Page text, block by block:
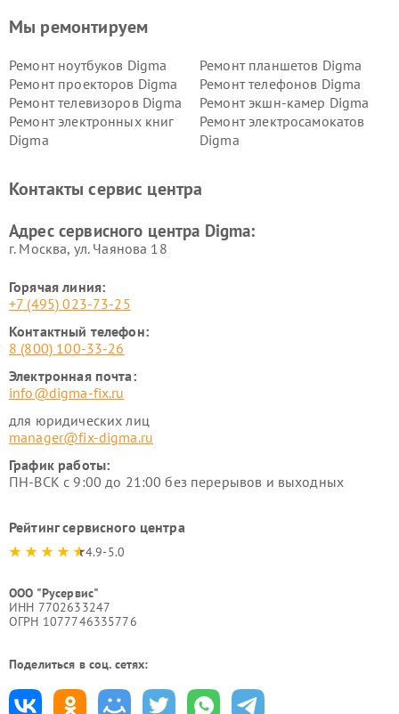
Мы ремонтируем
Ремонт ноутбуков Digma
Ремонт планшетов Digma
Ремонт проекторов Digma
Ремонт телефонов Digma
Ремонт телевизоров Digma
Ремонт экшн-камер Digma
Ремонт электронных книг
Digma
Ремонт электросамокатов
Digma
Контакты сервис центра
Адрес сервисного центра Digma:
г. Москва, ул. Чаянова 18
Горячая линия:
+7 (495) 023-73-25
Контактный телефон:
8 (800) 100-33-26
Электронная почта:
info@digma-fix.ru
для юридических лиц
manager@fix-digma.ru
График работы:
ПН-ВСК с 9:00 до 21:00 без перерывов и выходных
Рейтинг сервисного центра
4.9-5.0
ООО "Русервис"
ИНН 7702633247
ОГРН 1077746335776
Поделиться в соц. сетях: